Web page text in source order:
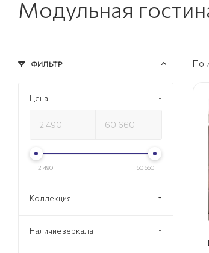
Модульная
По
ФИЛЬТР
Цена
2 490 60 660
Коллекция
Наличие зеркала